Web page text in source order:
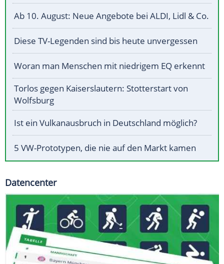
Ab 10. August: Neue Angebote bei ALDI, Lidl & Co.
Diese TV-Legenden sind bis heute unvergessen
Woran man Menschen mit niedrigem EQ erkennt
Torlos gegen Kaiserslautern: Stotterstart von
Wolfsburg
Ist ein Vulkanausbruch in Deutschland möglich?
5 VW-Prototypen, die nie auf den Markt kamen
Datencenter